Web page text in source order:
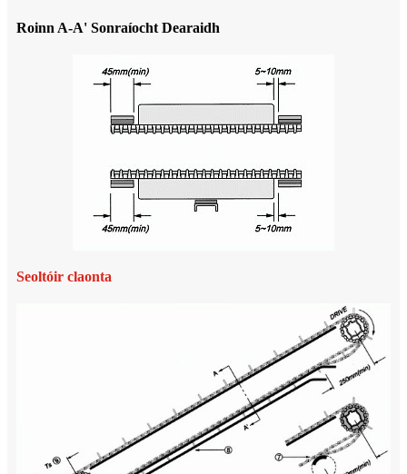
Roinn A-A' Sonraíocht Dearaidh
Seoltóir claonta